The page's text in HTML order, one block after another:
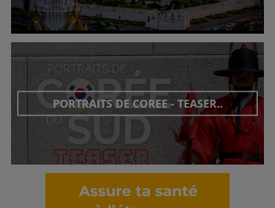
Découvrir cet interview
PORTRAITS DE COREE - TEASER..
Découvrir cet interview